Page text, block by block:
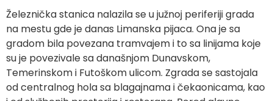
Železnička stanica nalazila se u južnoj periferiji grada
na mestu gde je danas Limanska pijaca. Ona je sa
gradom bila povezana tramvajem i to sa linijama koje
su je povezivale sa današnjom Dunavskom,
Temerinskom i Futoškom ulicom. Zgrada se sastojala
od centralnog hola sa blagajnama i čekaonicama, kao